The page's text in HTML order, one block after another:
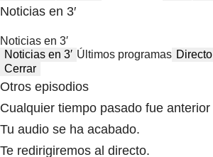
Noticias en 3′
Noticias en 3′
Noticias en 3′ Últimos programas Directo
Cerrar
Otros episodios
Cualquier tiempo pasado fue anterior
Tu audio se ha acabado.
Te redirigiremos al directo.